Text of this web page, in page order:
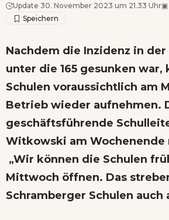
Update 30. November 2023 um 21.33 Uhr▣
Nachdem die Inzidenz in
unter die 165 gesunken war,
Schulen voraussichtlich am
Betrieb wieder aufnehmen.
geschäftsführende
Witkowski am
„Wir können die Schulen
Mittwoch öffnen. Das
Schramberger Schulen auch